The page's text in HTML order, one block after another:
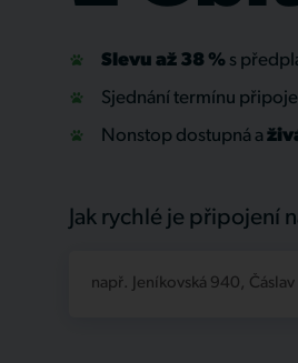
Slevu až 38 % s
Sjednání termínu
Nonstop dostupná a
Jak rychlé je připojení
např. Jeníkovská 940, Čáslav